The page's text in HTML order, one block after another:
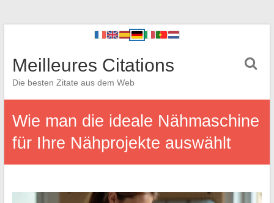
Meilleures Citations
Die besten Zitate aus dem Web
Wie man die ideale Nähmaschine
für Ihre Nähprojekte auswählt